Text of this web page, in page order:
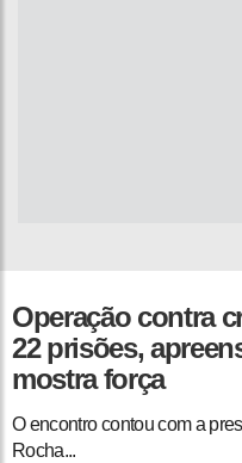
Operação contra
22 prisões,
mostra força
O encontro contou com a
Rocha...